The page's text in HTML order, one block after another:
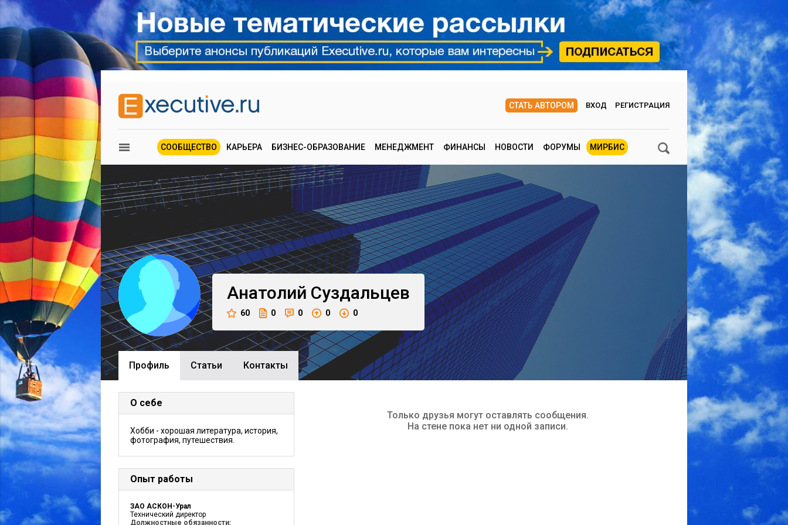
СТАТЬ АВТОРОМ ВХОД РЕГИСТРАЦИЯ
СООБЩЕСТВО КАРЬЕРА БИЗНЕС-ОБРАЗОВАНИЕ МЕНЕДЖМЕНТ ФИНАНСЫ НОВОСТИ ФОРУМЫ МИРБИС
Анатолий Суздальцев
60 0 0 0 0
Профиль Cтатьи Контакты
О себе
Хобби - хорошая литература, история,
фотография, путешествия.
Опыт работы
ЗАО АСКОН-Урал
Технический директор
Должностные обязанности:
Только друзья могут оставлять сообщения.
На стене пока нет ни одной записи.